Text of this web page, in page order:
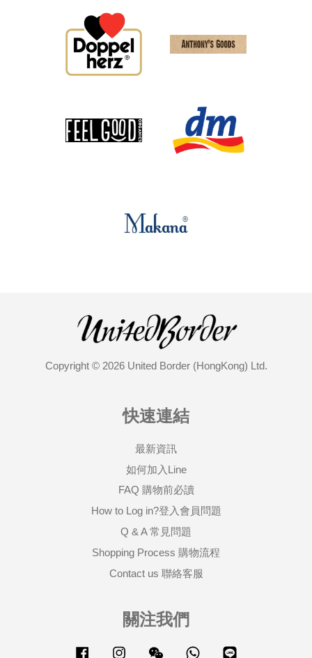
Copyright © 2026 United Border (HongKong) Ltd.
快速連結
最新資訊
如何加入Line
FAQ 購物前必讀
How to Log in?登入會員問題
Q & A 常見問題
Shopping Process 購物流程
Contact us 聯絡客服
關注我們
Facebook Instagram Wechat Whatsapp